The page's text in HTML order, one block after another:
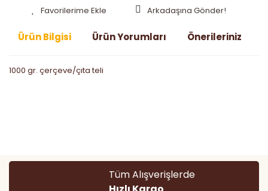
Arkadaşına Gönder!
Ürün Bilgisi Ürün Yorumları Önerileriniz
1000 gr. çerçeve/çıta teli
Ürün resmi kalitesiz, bozuk veya görüntülenemiyor.
Ürün açıklamasında eksik bilgiler bulunuyor.
Tüm Alışverişlerde